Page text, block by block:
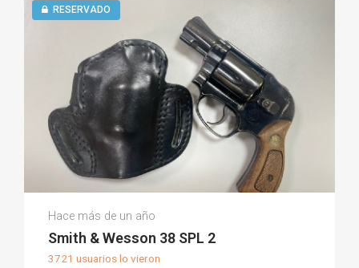
RESERVADO
Francisco Javier S.
Hace más de un año
Smith & Wesson 38 SPL 2
3721 usuarios lo vieron